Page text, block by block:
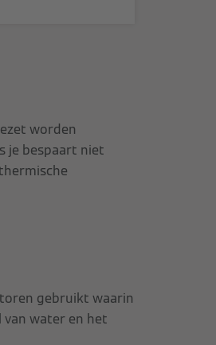
worden
je bespaart niet
gebruikt waarin
water en het